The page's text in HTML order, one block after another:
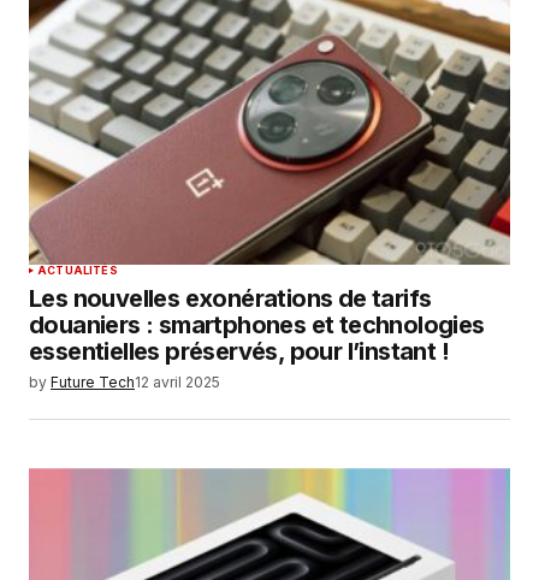
ACTUALITÉS
Les nouvelles exonérations de tarifs
douaniers : smartphones et technologies
essentielles préservés, pour l’instant !
by Future Tech12 avril 2025